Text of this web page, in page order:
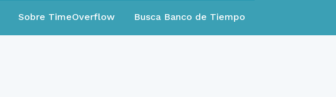
Sobre TimeOverflow Busca Banco de Tiempo